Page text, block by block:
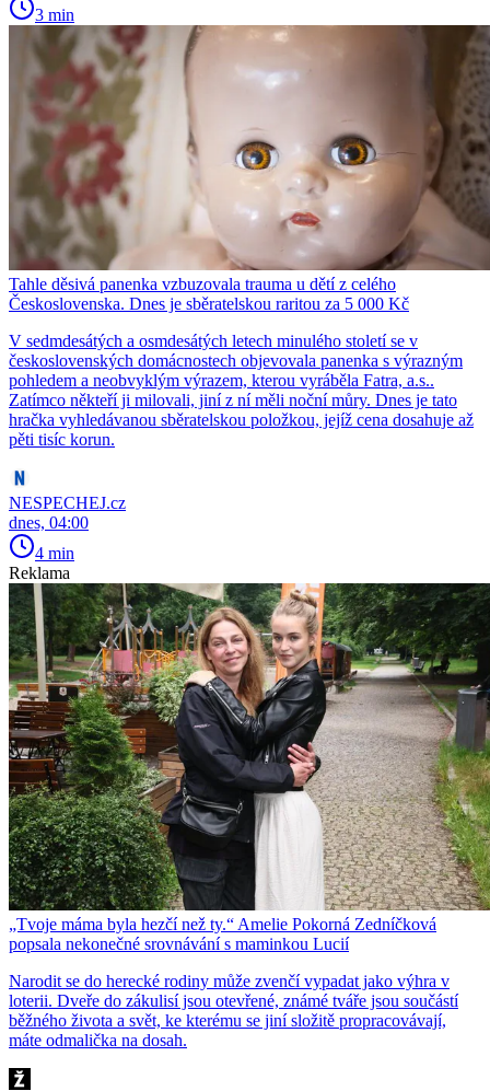
3 min
Tahle děsivá panenka vzbuzovala trauma u dětí z celého
Československa. Dnes je sběratelskou raritou za 5 000 Kč
V sedmdesátých a osmdesátých letech minulého století se v
československých domácnostech objevovala panenka s výrazným
pohledem a neobvyklým výrazem, kterou vyráběla Fatra, a.s..
Zatímco někteří ji milovali, jiní z ní měli noční můry. Dnes je tato
hračka vyhledávanou sběratelskou položkou, jejíž cena dosahuje až
pěti tisíc korun.
NESPECHEJ.cz
dnes, 04:00
4 min
Reklama
„Tvoje máma byla hezčí než ty.“ Amelie Pokorná Zedníčková
popsala nekonečné srovnávání s maminkou Lucií
Narodit se do herecké rodiny může zvenčí vypadat jako výhra v
loterii. Dveře do zákulisí jsou otevřené, známé tváře jsou součástí
běžného života a svět, ke kterému se jiní složitě propracovávají,
máte odmalička na dosah.